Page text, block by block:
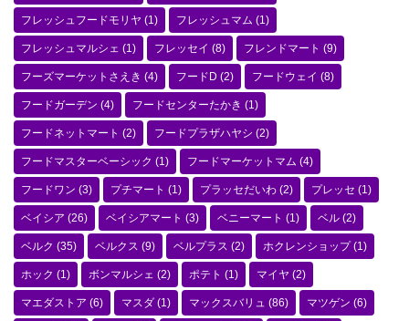
フレッシュフードモリヤ (1) フレッシュマム (1)
フレッシュマルシェ (1) フレッセイ (8) フレンドマート (9)
フーズマーケットさえき (4) フードD (2) フードウェイ (8)
フードガーデン (4) フードセンターたかき (1)
フードネットマート (2) フードプラザハヤシ (2)
フードマスターベーシック (1) フードマーケットマム (4)
フードワン (3) プチマート (1) プラッセだいわ (2) プレッセ (1)
ベイシア (26) ベイシアマート (3) ベニーマート (1) ベル (2)
ベルク (35) ベルクス (9) ベルプラス (2) ホクレンショップ(1)
ホック (1) ボンマルシェ (2) ポテト (1) マイヤ (2)
マエダストア (6) マスダ (1) マックスバリュ (86) マツゲン (6)